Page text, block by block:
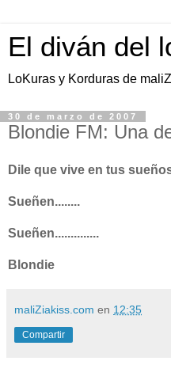
El diván del
LoKuras y Korduras de
30 de marzo de 2007
Blondie FM: Una
Dile que vive en tus
Sueñen........
Sueñen..............
Blondie
maliZiakiss.com en 12:35
Compartir